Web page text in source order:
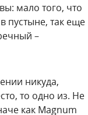
мало того, что
пустыне, так еще
–
никуда,
то одно из. Не
как Magnum